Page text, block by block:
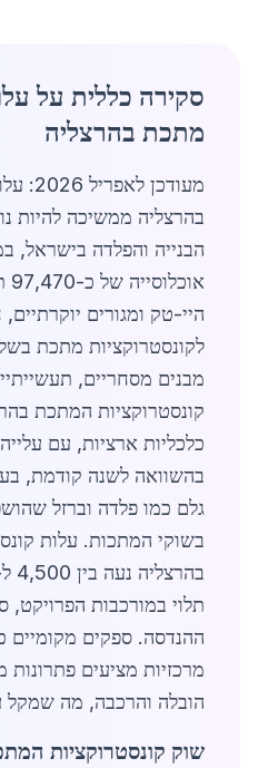
סקירה כללית על
מתכת בהרצליה
בהרצליה ממשיכה להיות
הבנייה והפלדה בישראל,
היי-טק ומגורים
לקונסטרוקציות מתכת
מבנים מסחריים,
קונסטרוקציות המתכת
בהשוואה לשנה קודמת,
גלם כמו פלדה וברזל
בשוקי המתכות. עלות
תלוי במורכבות הפרויקט,
ההנדסה. ספקים מקומיים
מרכזיות מציעים פתרונות
הובלה והרכבה, מה שמקל
שוק קונסטרוקציות